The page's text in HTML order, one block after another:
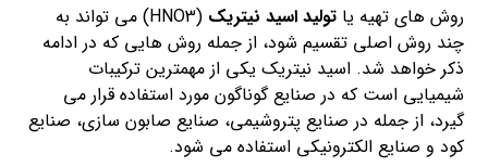
روش های تهیه یاتولید اسید نیتریک
(HNO3) می تواند به
چند روش اصلی تقسیم شود، از جمله روش هایی که در ادامه
ذکر خواهد شد. اسید نیتریک یکی از مهمترین ترکیبات
شیمیایی است که در صنایع گوناگون مورد استفاده قرار می
گیرد، از جمله در صنایع پتروشیمی، صنایع صابون سازی، صنایع
کود و صنایع الکترونیکی استفاده می شود.